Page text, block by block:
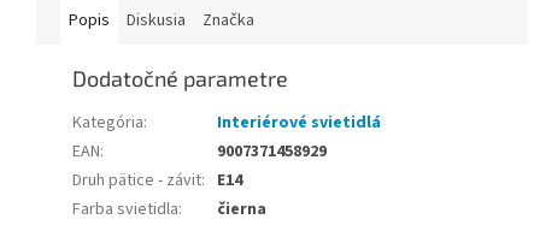
Popis Diskusia Značka
Dodatočné parametre
Kategória:
Interiérové svietidlá
EAN:
9007371458929
Druh pätice - závit: E14
Farba svietidla:
čierna